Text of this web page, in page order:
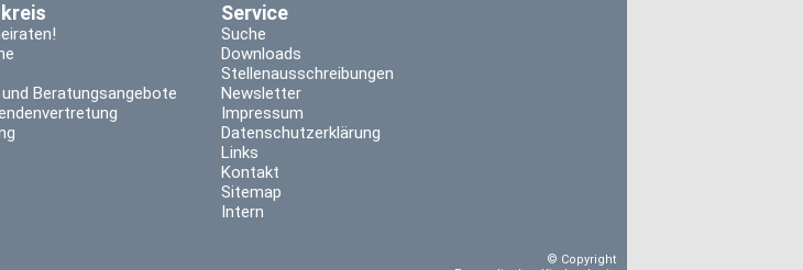
Beratungsangebote
Service
Suche
Downloads
Stellenausschreibungen
Newsletter
Impressum
Datenschutzerklärung
Links
Kontakt
Sitemap
Intern
© Copyright